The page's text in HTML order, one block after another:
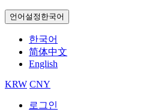
언어설정 한국어
한국어
简体中文
English
KRW CNY
로그인